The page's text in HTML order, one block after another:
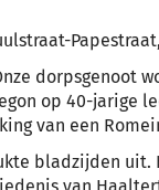
dorpsgenoot
op 40-jarige
van een
bladzijden